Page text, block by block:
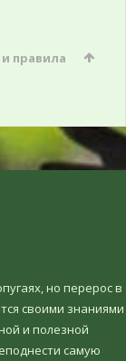
правила
но перерос в
своими знаниями
и полезной
самую